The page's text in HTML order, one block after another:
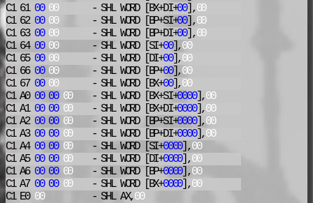
C1 61 00 00 - SHLWORD [BX+DI+00],00
C1 62 00 00 - SHLWORD [BP+SI+00],00
C1 63 00 00 - SHLWORD [BP+DI+00],00
C1 64 00 00 - SHLWORD [SI+00],00
C1 65 00 00 - SHLWORD [DI+00],00
C1 66 00 00 - SHLWORD [BP+00],00
C1 67 00 00 - SHLWORD [BX+00],00
C1 A0 00 00 00 - SHLWORD [BX+SI+0000],00
C1 A1 00 00 00 - SHLWORD [BX+DI+0000],00
C1 A2 00 00 00 - SHLWORD [BP+SI+0000],00
C1 A3 00 00 00 - SHLWORD [BP+DI+0000],00
C1 A4 00 00 00 - SHLWORD [SI+0000],00
C1 A5 00 00 00 - SHLWORD [DI+0000],00
C1 A6 00 00 00 - SHLWORD [BP+0000],00
C1 A7 00 00 00 - SHLWORD [BX+0000],00
C1 E0 00 - SHLAX,00